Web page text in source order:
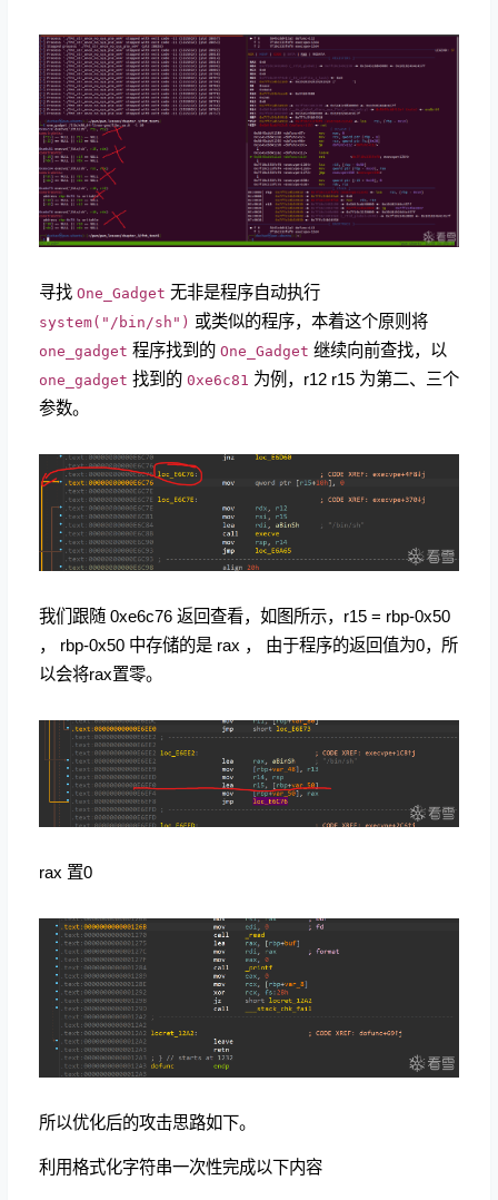
寻找 One_Gadget 无非是程序自动执行
system("/bin/sh") 或类似的程序，本着这个原则将
one_gadget 程序找到的 One_Gadget 继续向前查找，以
one_gadget 找到的 0xe6c81 为例，r12 r15 为第二、三个
参数。
我们跟随 0xe6c76 返回查看，如图所示，r15 = rbp-0x50
， rbp-0x50 中存储的是 rax ， 由于程序的返回值为0，所
以会将rax置零。
rax 置0
所以优化后的攻击思路如下。
利用格式化字符串一次性完成以下内容